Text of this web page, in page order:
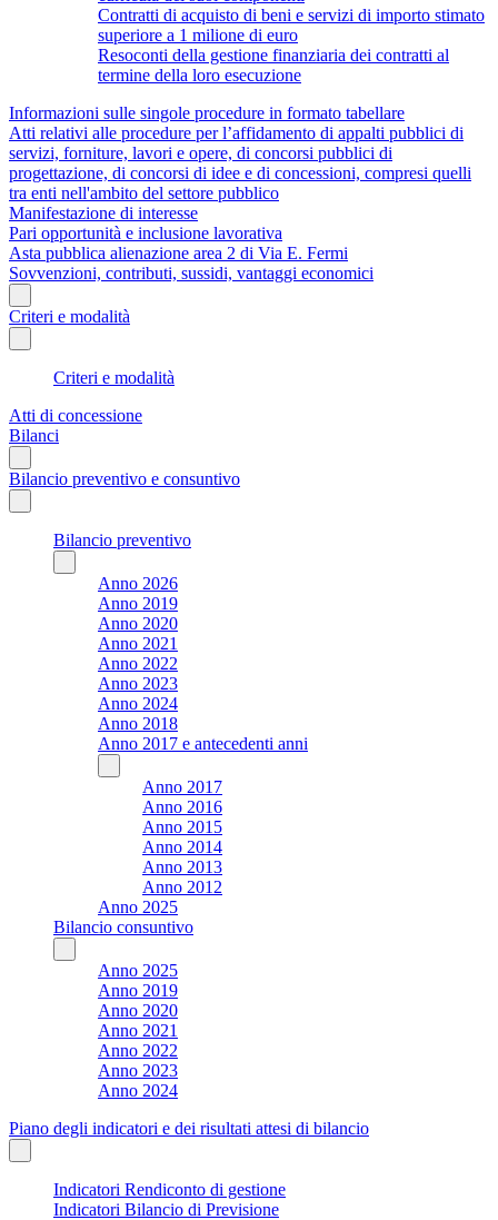
Contratti di acquisto di beni e servizi di importo stimato
superiore a 1 milione di euro
Resoconti della gestione finanziaria dei contratti al
termine della loro esecuzione
Informazioni sulle singole procedure in formato tabellare
Atti relativi alle procedure per l’affidamento di appalti pubblici di
servizi, forniture, lavori e opere, di concorsi pubblici di
progettazione, di concorsi di idee e di concessioni, compresi quelli
tra enti nell'ambito del settore pubblico
Manifestazione di interesse
Pari opportunità e inclusione lavorativa
Asta pubblica alienazione area 2 di Via E. Fermi
Sovvenzioni, contributi, sussidi, vantaggi economici
Criteri e modalità
Criteri e modalità
Atti di concessione
Bilanci
Bilancio preventivo e consuntivo
Bilancio preventivo
Anno 2026
Anno 2019
Anno 2020
Anno 2021
Anno 2022
Anno 2023
Anno 2024
Anno 2018
Anno 2017 e antecedenti anni
Anno 2017
Anno 2016
Anno 2015
Anno 2014
Anno 2013
Anno 2012
Anno 2025
Bilancio consuntivo
Anno 2025
Anno 2019
Anno 2020
Anno 2021
Anno 2022
Anno 2023
Anno 2024
Piano degli indicatori e dei risultati attesi di bilancio
Indicatori Rendiconto di gestione
Indicatori Bilancio di Previsione